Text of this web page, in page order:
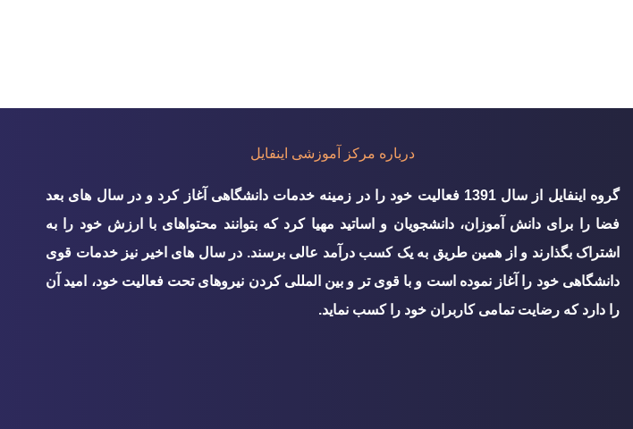
درباره مرکز آموزشی اینفایل
گروه اينفايل از سال 1391 فعالیت خود را در زمینه خدمات دانشگاهی آغاز کرد و در سال های بعد
فضا را برای دانش آموزان، دانشجویان و اساتید مهیا کرد که بتوانند محتواهای با ارزش خود را به
اشتراک بگذارند و از همین طریق به یک کسب درآمد عالی برسند. در سال های اخیر نیز خدمات قوی
دانشگاهی خود را آغاز نموده است و با قوی تر و بین المللی کردن نیروهای تحت فعالیت خود، امید آن
را دارد که رضایت تمامی کاربران خود را کسب نماید.